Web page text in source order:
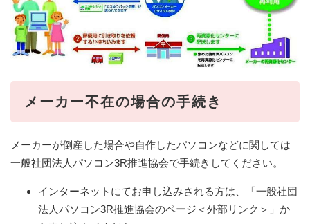
メーカー不在の場合の手続き
メーカーが倒産した場合や自作したパソコンなどに関しては
一般社団法人パソコン3R推進協会で手続きしてください。
インターネットにてお申し込みされる方は、「一般社団
法人パソコン3R推進協会のページ ＜外部リンク＞ 」か